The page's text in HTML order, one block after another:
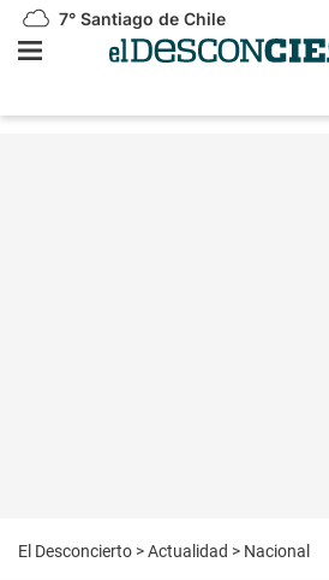
7° Santiago de Chile
El Desconcierto >Actualidad > Nacional